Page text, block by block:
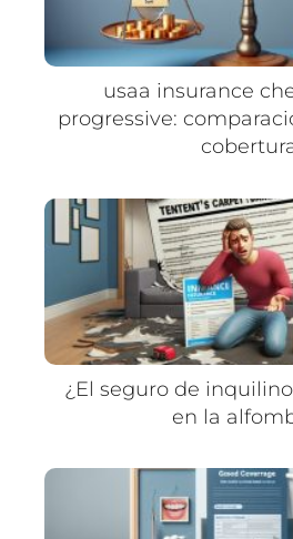
usaa insurance
progressive:
¿El seguro de
en la